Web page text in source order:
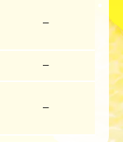
ー
ー
ー